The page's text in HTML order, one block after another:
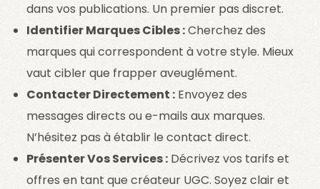
dans vos publications. Un premier pas discret.
Identifier Marques Cibles :Cherchez des
marques qui correspondent à votre style. Mieux
vaut cibler que frapper aveuglément.
Contacter Directement : Envoyez des
messages directs ou e-mails aux marques.
N’hésitez pas à établir le contact direct.
Présenter Vos Services : Décrivez vos tarifs et
offres en tant que créateur UGC. Soyez clair et